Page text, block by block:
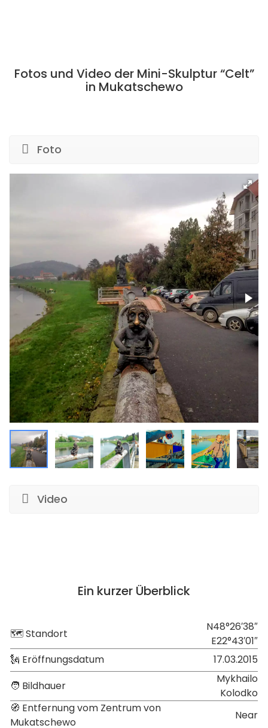
Fotos und Video der Mini-Skulptur “Celt”
in Mukatschewo
Foto
Video
Ein kurzer Überblick
🗺 Standort
N48°26′38″
E22°43′01″
🗽 Eröffnungsdatum
17.03.2015
🧑 Bildhauer
Mykhailo
Kolodko
🧭 Entfernung vom Zentrum von
Mukatschewo
Near